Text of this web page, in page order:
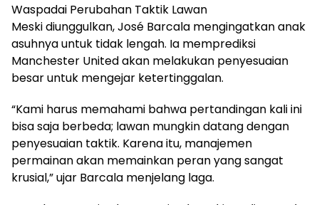
Waspadai Perubahan Taktik Lawan
Meski diunggulkan, José Barcala mengingatkan anak
asuhnya untuk tidak lengah. Ia memprediksi
Manchester United akan melakukan penyesuaian
besar untuk mengejar ketertinggalan.
“Kami harus memahami bahwa pertandingan kali ini
bisa saja berbeda; lawan mungkin datang dengan
penyesuaian taktik. Karena itu, manajemen
permainan akan memainkan peran yang sangat
krusial,” ujar Barcala menjelang laga.